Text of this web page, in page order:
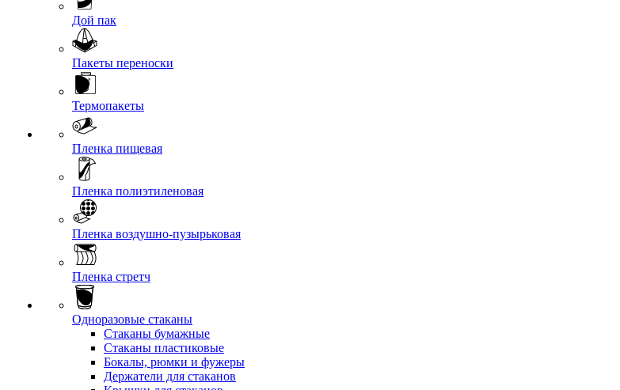
Дой пак
Пакеты переноски
Термопакеты
Пленка пищевая
Пленка полиэтиленовая
Пленка воздушно-пузырьковая
Пленка стретч
Одноразовые стаканы
Стаканы бумажные
Стаканы пластиковые
Бокалы, рюмки и фужеры
Держатели для стаканов